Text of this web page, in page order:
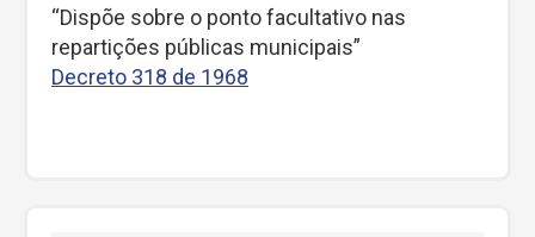
“Dispõe sobre o ponto facultativo nas
repartições públicas municipais”
Decreto 318 de 1968